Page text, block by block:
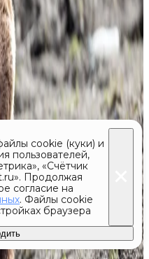
cookie (куки) и
пользователей,
«Счётчик
Продолжая
согласие на
. Файлы cookie
браузера